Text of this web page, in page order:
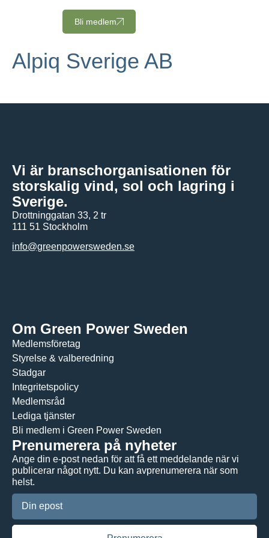
Bli medlem
Alpiq Sverige AB
Vi är branschorganisationen för
storskalig vind, sol och lagring i
Sverige.
Drottninggatan 33, 2 tr
111 51 Stockholm
info@greenpowersweden.se
Om Green Power Sweden
Medlemsföretag
Styrelse & valberedning
Stadgar
Integritetspolicy
Medlemsråd
Lediga tjänster
Bli medlem i Green Power Sweden
Prenumerera på nyheter
Ange din e-post nedan för att få ett meddelande när vi
publicerar något nytt. Du kan avprenumerera när som
helst.